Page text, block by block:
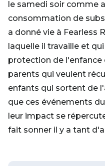
le samedi soir comme
consommation de
a donné vie à Fearless
laquelle il travaille et
protection de l'enfance
parents qui veulent
enfants qui sortent de
que ces événements
leur impact se
fait sonner il y a tant